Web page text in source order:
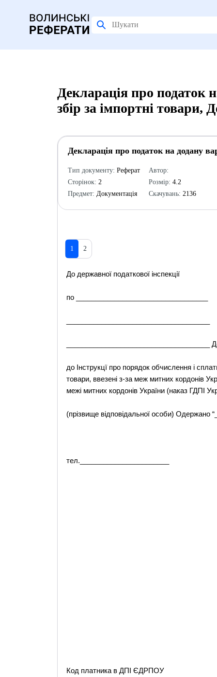
Декларація про податок
збір за імпортні товари,
Декларація про податок на додану
Тип документу: Реферат
Сторінок: 2
Предмет: Документація
Автор:
Розмір: 4.2
Скачувань: 2136
1 2
До державної податкової інспекції
по __________________________________
_____________________________________
до Інструкцї про порядок обчислення і
товари, ввезені з-за меж митних кордонів
межі митних кордонів України (наказ ГДПІ
(прізвище відповідальної особи) Одержано
тел._______________________
Код платника в ДПІ ЄДРПОУ